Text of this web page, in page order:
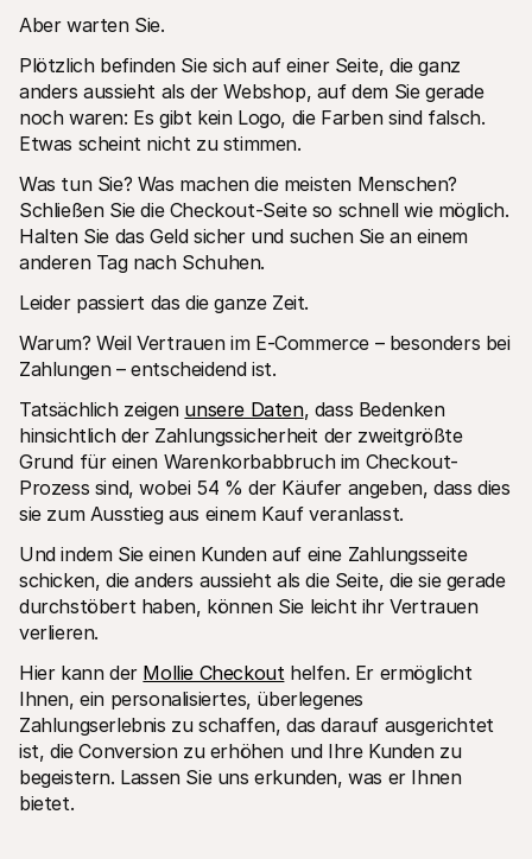
Erfahren Sie, wie wir Ihrem Unternehmen helfen können
Aber warten Sie.
Plötzlich befinden Sie sich auf einer Seite, die ganz
anders aussieht als der Webshop, auf dem Sie gerade
noch waren: Es gibt kein Logo, die Farben sind falsch.
Etwas scheint nicht zu stimmen.
Was tun Sie? Was machen die meisten Menschen?
Schließen Sie die Checkout-Seite so schnell wie möglich.
Halten Sie das Geld sicher und suchen Sie an einem
anderen Tag nach Schuhen.
Leider passiert das die ganze Zeit.
Warum? Weil Vertrauen im E-Commerce – besonders bei
Zahlungen – entscheidend ist.
Tatsächlich zeigen unsere Daten, dass Bedenken
hinsichtlich der Zahlungssicherheit der zweitgrößte
Grund für einen Warenkorbabbruch im Checkout-
Prozess sind, wobei 54 % der Käufer angeben, dass dies
sie zum Ausstieg aus einem Kauf veranlasst.
Und indem Sie einen Kunden auf eine Zahlungsseite
schicken, die anders aussieht als die Seite, die sie gerade
durchstöbert haben, können Sie leicht ihr Vertrauen
verlieren.
Hier kann der Mollie Checkout helfen. Er ermöglicht
Ihnen, ein personalisiertes, überlegenes
Zahlungserlebnis zu schaffen, das darauf ausgerichtet
ist, die Conversion zu erhöhen und Ihre Kunden zu
begeistern. Lassen Sie uns erkunden, was er Ihnen
bietet.